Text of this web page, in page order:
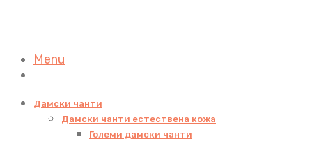
Menu
Дамски чанти
Дамски чанти естествена кожа
Големи дамски чанти